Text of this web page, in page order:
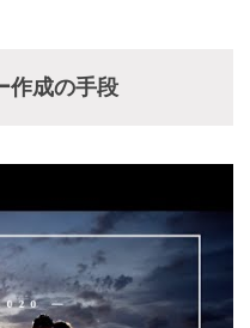
作成の手段